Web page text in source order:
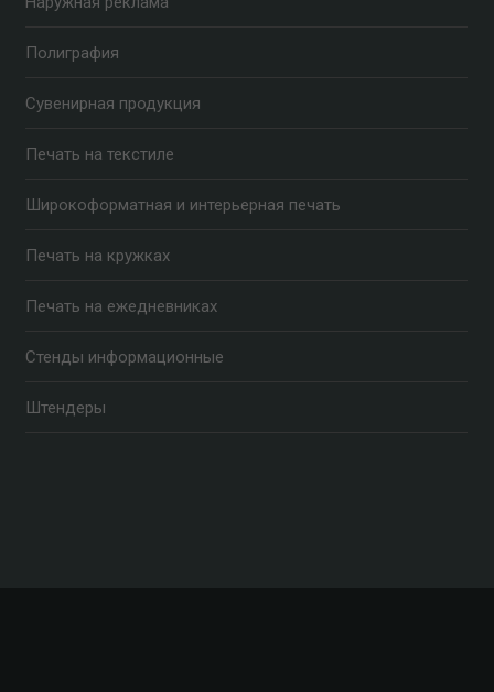
Полиграфия
Сувенирная продукция
Печать на текстиле
Широкоформатная и интерьерная печать
Печать на кружках
Печать на ежедневниках
Стенды информационные
Штендеры